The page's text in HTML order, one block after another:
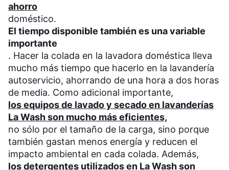
ahorro
doméstico.
El tiempo disponible también es una variable
importante
. Hacer la colada en la lavadora doméstica lleva
mucho más tiempo que hacerlo en la lavandería
autoservicio, ahorrando de una hora a dos horas
de media. Como adicional importante,
los equipos de lavado y secado en lavanderías
La Wash son mucho más eficientes,
no sólo por el tamaño de la carga, sino porque
también gastan menos energía y reducen el
impacto ambiental en cada colada. Además,
los detergentes utilizados en La Wash son